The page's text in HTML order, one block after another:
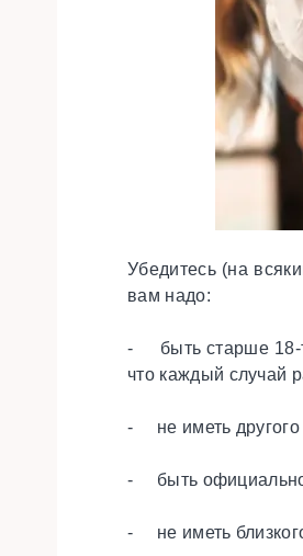
Убедитесь (на
вам надо:
- быть старше 18-
что каждый случай
- не иметь другого
- быть
- не иметь